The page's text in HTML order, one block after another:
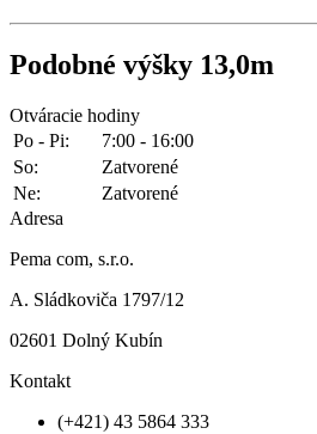
Podobné výšky 13,0m
Otváracie hodiny
Po - Pi:
7:00 - 16:00
So:
Zatvorené
Ne:
Zatvorené
Adresa
Pema com, s.r.o.
A. Sládkoviča 1797/12
02601 Dolný Kubín
Kontakt
(+421) 43 5864 333